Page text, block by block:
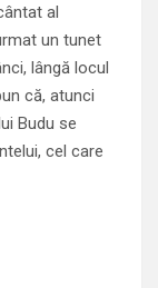
al
un tunet
lângă locul
că, atunci
Budu se
cel care